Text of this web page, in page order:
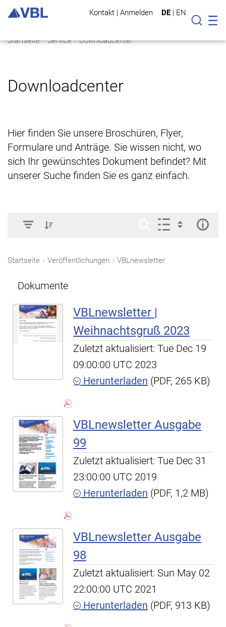
Kontakt | Anmelden DE | EN
Suche
Startseite Service Downloadcenter
Downloadcenter
Hier finden Sie unsere Broschüren, Flyer,
Formulare und Anträge. Sie wissen nicht, wo
sich Ihr gewünschtes Dokument befindet? Mit
unserer Suche finden Sie es ganz einfach.
Startseite Veröffentlichungen VBLnewsletter
Dokumente
VBLnewsletter |
Weihnachtsgruß 2023
Zuletzt aktualisiert: Tue Dec 19
09:00:00 UTC 2023
Herunterladen (PDF, 265 KB)
VBLnewsletter Ausgabe
99
Zuletzt aktualisiert: Tue Dec 31
23:00:00 UTC 2019
Herunterladen (PDF, 1,2 MB)
VBLnewsletter Ausgabe
98
Zuletzt aktualisiert: Sun May 02
22:00:00 UTC 2021
Herunterladen (PDF, 913 KB)